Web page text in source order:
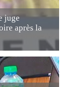
juge
après la